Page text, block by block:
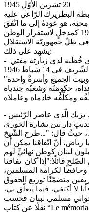
20 تشرين الأوّل 1945
البطريرك الرّاعي عليه
هو عودةٌ إلى ما اتَّفَقَ
يشهد على ذلك:
- ما قاله الرّئيس بشارة الخوري في إحدى خُطَبه لدى زيارته مفتي
"فلبنان يا صاحب السّماحة، وطن الجميع وبيت الجميع وأسرةٌ واحدة
حكومَتُه وشعبُه جندياه
- ما نقله ووثّقه الصّحافيّ والمؤرّخ يوسف أ. يزبك الّذي عاصر الرّئيس
دار بين بشارة الخوري
ورياض الصّلح قُبيل الاستقلال صيف 1943، حيثُ قال: "...طرح الشّيخ
رياض، أنّ اتّفاقنا يمكن أن
لبنان كوطنٍ نهائيٍّ لهم
قائلًا:"إذا كان اتفاقنا
لكرامة المسلمين،
متضمّنًا توزيع الحقوق
لا أكتفي، فيما يتعلّق بي،
نقلًا عن كتاب “Le mémorial du Liban” للمؤرّخ جوزيف شامي، ج.2